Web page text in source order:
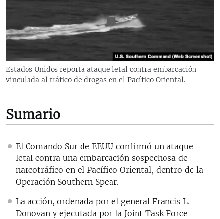
ESPECIALES
ESPECIALES
LA REALIDAD DE LA VIVIENDA EN CUBA
SER VIEJO EN CUBA
LOS SANTOS DE HIALEAH
LA INVASIÓN DE RUSIA A UCRANIA
MULTIMEDIA
EDITORIALES
Estados Unidos reporta ataque letal contra embarcación
vinculada al tráfico de drogas en el Pacífico Oriental.
Sumario
El Comando Sur de EEUU confirmó un ataque
letal contra una embarcación sospechosa de
narcotráfico en el Pacífico Oriental, dentro de la
Operación Southern Spear.
La acción, ordenada por el general Francis L.
Donovan y ejecutada por la Joint Task Force